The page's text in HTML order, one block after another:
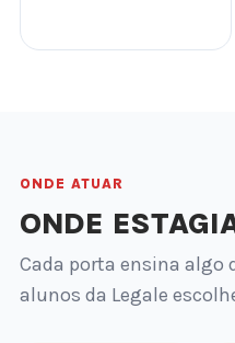
ONDE ATUAR
ONDE
Cada porta ensina algo
alunos da Legale